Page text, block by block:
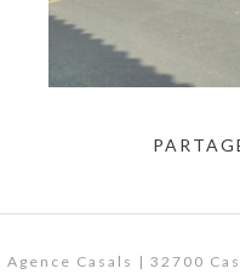
Agence Casals | 32700